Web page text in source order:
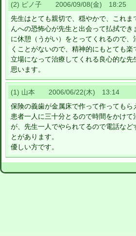
(2) ピノ子 2006/09/08(金) 18:25
先生はとても親切で、穏やかで、これま
んへの恐怖心が先生と出会って払拭でき
に休憩（うがい）をとってくれるので
くことがないので、精神的にもとても
立場になって治療してくれる良心的な先
思います。
(1) 山本 2006/06/22(木) 13:14
保険の義歯が金属床で作って作ってもら
患者一人に三十分とるので時間をかけて
が、先生一人でやられてるので電話など
とがあります。
優しい方です。